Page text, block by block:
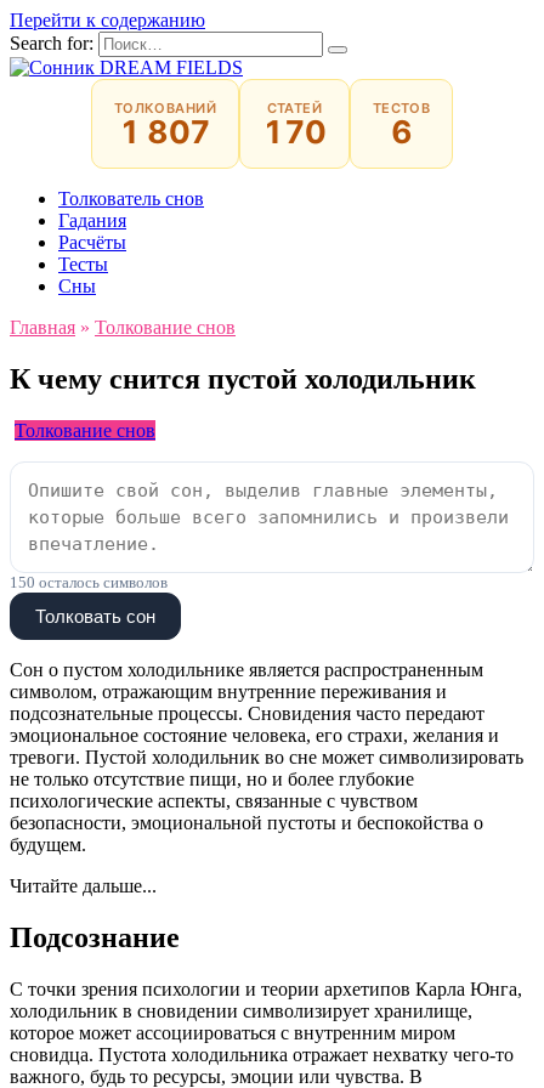
Перейти к содержанию
Search for:
ТОЛКОВАНИЙ
1 807
СТАТЕЙ
170
ТЕСТОВ
6
Толкователь снов
Гадания
Расчёты
Тесты
Сны
Главная » Толкование снов
К чему снится пустой холодильник
Толкование снов
150 осталось символов
Толковать сон
Сон о пустом холодильнике является распространенным
символом, отражающим внутренние переживания и
подсознательные процессы. Сновидения часто передают
эмоциональное состояние человека, его страхи, желания и
тревоги. Пустой холодильник во сне может символизировать
не только отсутствие пищи, но и более глубокие
психологические аспекты, связанные с чувством
безопасности, эмоциональной пустоты и беспокойства о
будущем.
Читайте дальше...
Подсознание
С точки зрения психологии и теории архетипов Карла Юнга,
холодильник в сновидении символизирует хранилище,
которое может ассоциироваться с внутренним миром
сновидца. Пустота холодильника отражает нехватку чего-то
важного, будь то ресурсы, эмоции или чувства. В